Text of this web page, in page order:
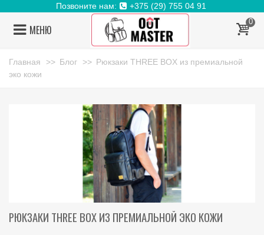
Позвоните нам: +375 (29) 755 04 91
МЕНЮ
0
Главная >> Блог >> Рюкзаки THREE BOX из премиальной
эко кожи
РЮКЗАКИ THREE BOX ИЗ ПРЕМИАЛЬНОЙ ЭКО КОЖИ